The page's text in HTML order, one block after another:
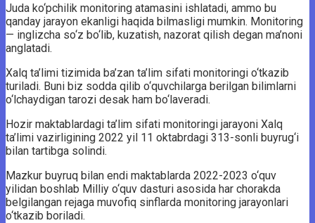
Juda ko‘pchilik monitoring atamasini ishlatadi, ammo bu
qanday jarayon ekanligi haqida bilmasligi mumkin. Monitoring
— inglizcha so‘z bo‘lib, kuzatish, nazorat qilish degan ma’noni
anglatadi.
Xalq ta’limi tizimida ba’zan ta’lim sifati monitoringi o‘tkazib
turiladi. Buni biz sodda qilib o‘quvchilarga berilgan bilimlarni
o‘lchaydigan tarozi desak ham bo‘laveradi.
Hozir maktablardagi ta’lim sifati monitoringi jarayoni Xalq
ta’limi vazirligining 2022 yil 11 oktabrdagi 313-sonli buyrug‘i
bilan tartibga solindi.
Mazkur buyruq bilan endi maktablarda 2022-2023 o‘quv
yilidan boshlab Milliy o‘quv dasturi asosida har chorakda
belgilangan rejaga muvofiq sinflarda monitoring jarayonlari
o‘tkazib boriladi.